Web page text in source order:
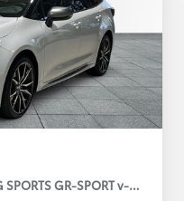
GR-SPORT v-hjul